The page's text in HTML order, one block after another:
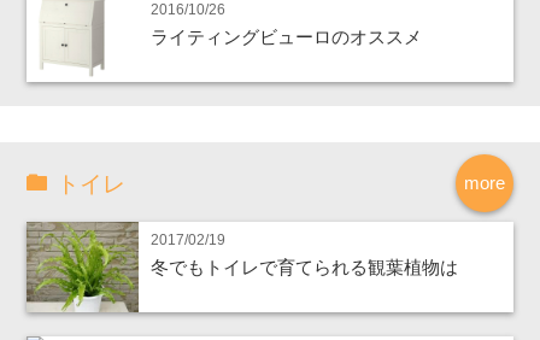
2016/10/26
ライティングビューロのオススメ
more
トイレ
2017/02/19
冬でもトイレで育てられる観葉植物は